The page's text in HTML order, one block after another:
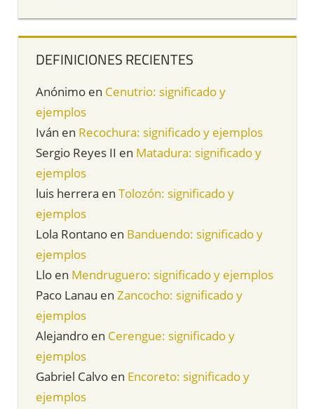
DEFINICIONES RECIENTES
Anónimo en Cenutrio: significado y
ejemplos
Iván en Recochura: significado y ejemplos
Sergio Reyes II en Matadura: significado y
ejemplos
luis herrera en Tolozón: significado y
ejemplos
Lola Rontano en Banduendo: significado y
ejemplos
Llo en Mendruguero: significado y ejemplos
Paco Lanau en Zancocho: significado y
ejemplos
Alejandro en Cerengue: significado y
ejemplos
Gabriel Calvo en Encoreto: significado y
ejemplos